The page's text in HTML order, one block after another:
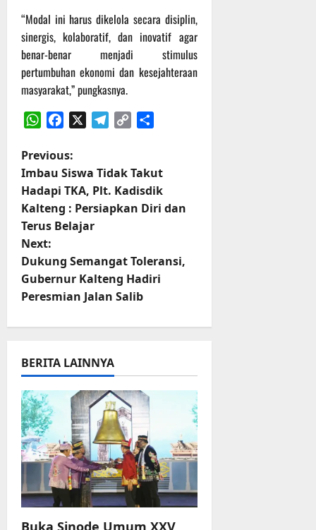
“Modal ini harus dikelola secara disiplin,
sinergis, kolaboratif, dan inovatif agar
benar-benar menjadi stimulus
pertumbuhan ekonomi dan kesejahteraan
masyarakat,” pungkasnya.
P
o
s
t
n
a
i
g
a
t
i
o
Previous:
Imbau Siswa Tidak Takut
Hadapi TKA, Plt. Kadisdik
Kalteng : Persiapkan Diri dan
Terus Belajar
Next:
Dukung Semangat Toleransi,
Gubernur Kalteng Hadiri
Peresmian Jalan Salib
BERITA LAINNYA